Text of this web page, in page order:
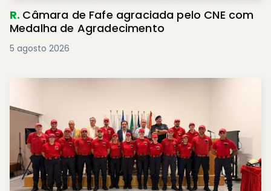
R. Câmara de Fafe agraciada pelo CNE com
Medalha de Agradecimento
5 agosto 2026